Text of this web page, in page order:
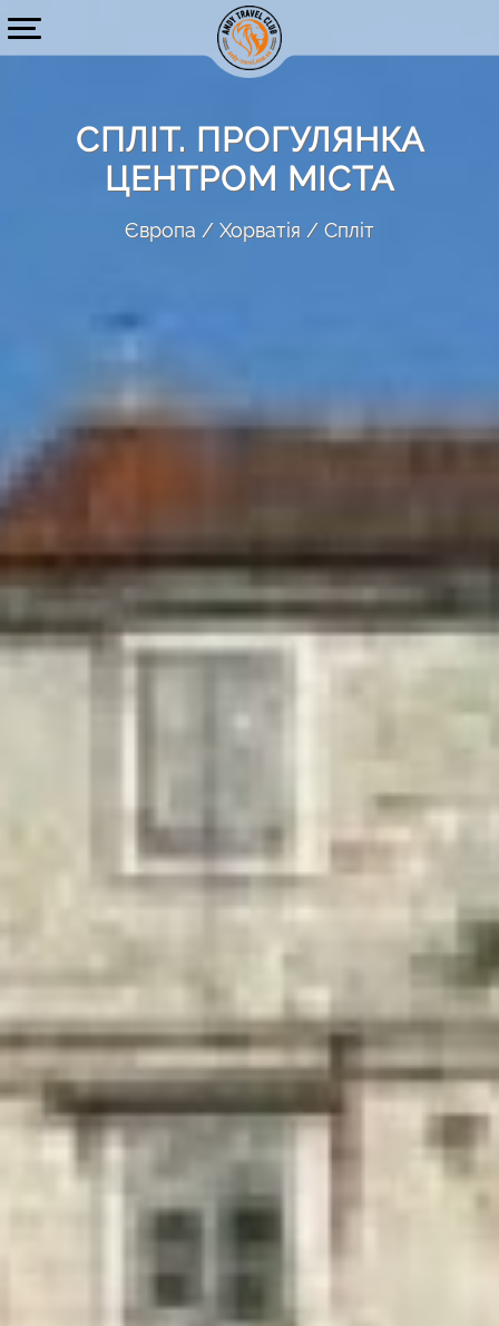
СПЛІТ. ПРОГУЛЯНКА
ЦЕНТРОМ МІСТА
Європа Хорватія Спліт